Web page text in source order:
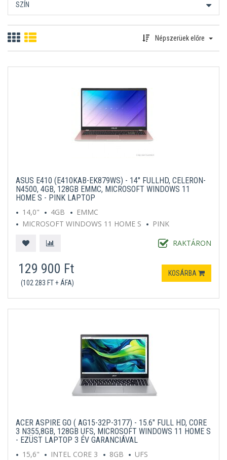
SZÍN
Népszerüek előre
ASUS E410 (E410KAB-EK879WS) - 14" FULLHD, CELERON-
N4500, 4GB, 128GB EMMC, MICROSOFT WINDOWS 11
HOME S - PINK LAPTOP
14,0"
4GB
EMMC
MICROSOFT WINDOWS 11 HOME S
PINK
RAKTÁRON
129 900 Ft
(102 283 FT + ÁFA)
KOSÁRBA
ACER ASPIRE GO ( AG15-32P-3177) - 15.6" FULL HD, CORE
3 N355,8GB, 128GB UFS, MICROSOFT WINDOWS 11 HOME S
- EZÜST LAPTOP 3 ÉV GARANCIÁVAL
15,6"
INTEL CORE 3 8GB UFS